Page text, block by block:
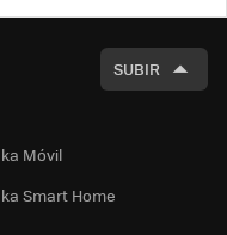
SUBIR
Móvil
Smart Home